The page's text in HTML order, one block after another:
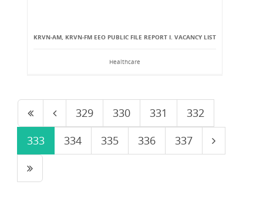
KRVN-AM, KRVN-FM EEO PUBLIC FILE REPORT I. VACANCY LIST
Healthcare
329 330 331
332
333
334 335 336 337